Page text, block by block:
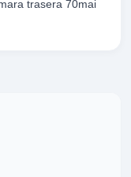
trasera 70mai